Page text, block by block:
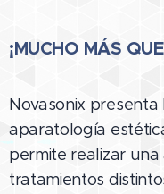
¡MUCHO MÁS
Novasonix
aparatología
permite realizar
tratamientos